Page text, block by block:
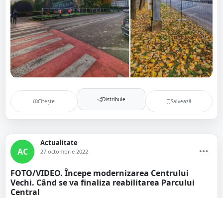
Citește Distribuie Salvează
AC
Actualitate
27 octombrie 2022
FOTO/VIDEO. Începe modernizarea Centrului
Vechi. Când se va finaliza reabilitarea Parcului
Central